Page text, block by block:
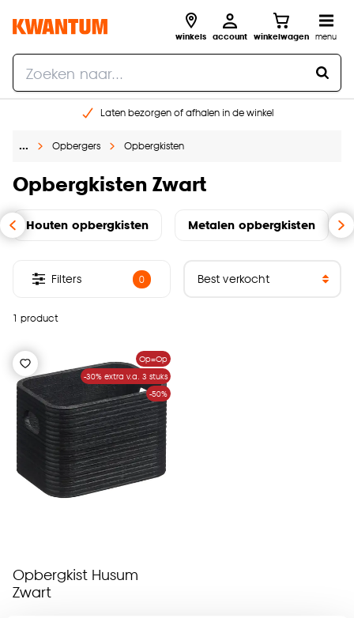
winkels account winkelwagen menu
Laten bezorgen of afhalen in de winkel
Gratis raam advies en inmeten aan huis
… Opbergers Opbergkisten
Opbergkisten Zwart
Houten opbergkisten Metalen opbergkisten
1 product
Filters 0
Op=Op
-30% extra v.a. 3 stuks
-50%
Opbergkist Husum
Zwart